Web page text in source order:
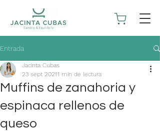
Entrada
Muffins de zanahoria y
espinaca rellenos de
queso
Jacinta Cubas
23 sept 20211 min de lectura